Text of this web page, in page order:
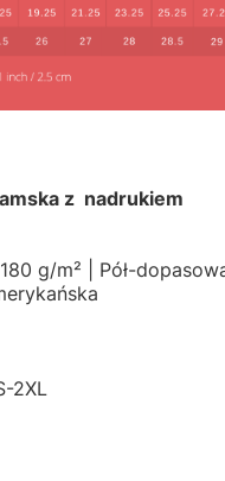
z nadrukiem
g/m² | Pół-
2XL